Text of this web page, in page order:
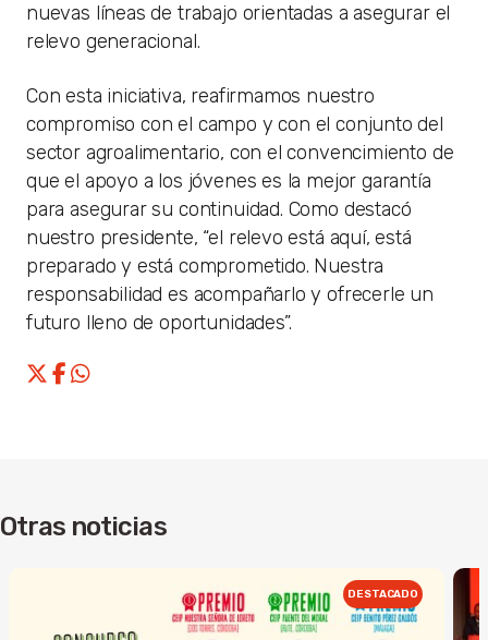
nuevas líneas de trabajo orientadas a asegurar el
relevo generacional.
Con esta iniciativa, reafirmamos nuestro
compromiso con el campo y con el conjunto del
sector agroalimentario, con el convencimiento de
que el apoyo a los jóvenes es la mejor garantía
para asegurar su continuidad. Como destacó
nuestro presidente, “el relevo está aquí, está
preparado y está comprometido. Nuestra
responsabilidad es acompañarlo y ofrecerle un
futuro lleno de oportunidades”.
Otras noticias
DESTACADO